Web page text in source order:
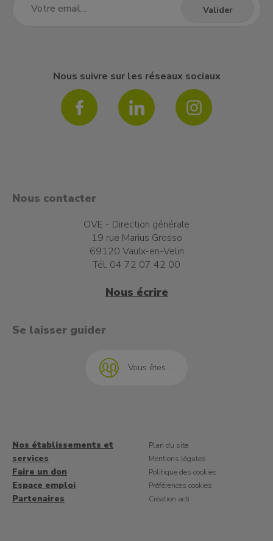
Nous suivre sur les réseaux sociaux
Nous contacter
OVE - Direction générale
19 rue Marius Grosso
69120 Vaulx-en-Velin
Tél. 04 72 07 42 00
Nous écrire
Nos établissements et
services
Faire un don
Espace emploi
Partenaires
Plan du site
Mentions légales
Politique des cookies
Préférences cookies
Création acti
Se laisser guider
Vous êtes ...